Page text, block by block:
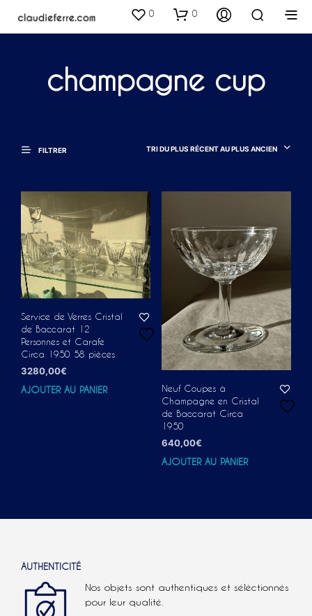
0 0
champagne cup
FILTRER TRI DU PLUS RÉCENT AU PLUS ANCIEN
Service de Verres Cristal
de Baccarat 12
Personnes et Carafe
Circa 1950 58 pièces
3280,00€
AJOUTER AU PANIER
Neuf Coupes à
Champagne en Cristal
de Baccarat Circa
1950
640,00€
AJOUTER AU PANIER
AUTHENTICITÉ
Nos objets sont authentiques et séléctionnés
pour leur qualité.